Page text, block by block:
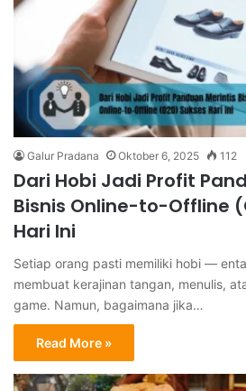
Galur Pradana Oktober 6, 2025 112
Dari Hobi Jadi Profit
Bisnis Online-to-Offline
Hari Ini
Setiap orang pasti memiliki hobi —
membuat kerajinan tangan, menulis,
game. Namun, bagaimana jika…
Read More »